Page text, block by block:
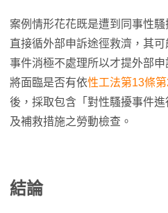
案例情形花花既是遭到同事性
直接循外部申訴途徑救濟，其
事件消極不處理所以才提外部
將面臨是否有依性工法第13條
後，採取包含「對性騷擾事件
及補救措施之勞動檢查。
結論